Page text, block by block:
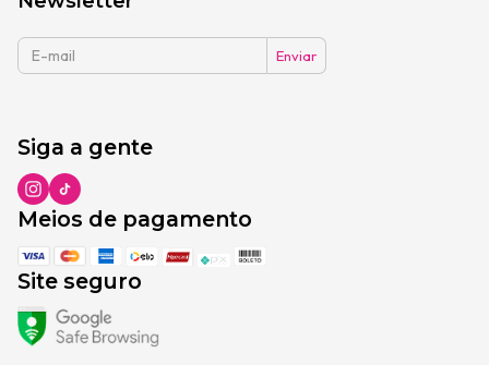
Siga a gente
Meios de pagamento
Site seguro